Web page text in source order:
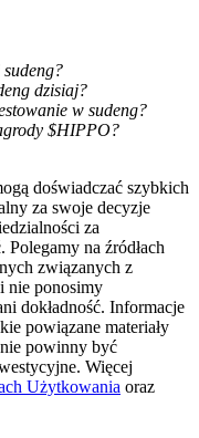
handlowe itp.
kontraktów futures
dzisiaj?
w sudeng?
$HIPPO?
doświadczać szybkich
za swoje decyzje
za
na źródłach
związanych z
nie ponosimy
dokładność. Informacje
powiązane materiały
powinny być
Więcej
Użytkowania oraz